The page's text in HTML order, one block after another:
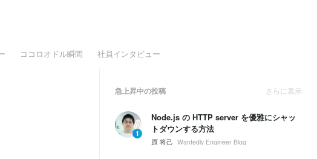
ココロオドル瞬間 社員インタビュー
急上昇中の投稿 さらに表示
1
Node.js の HTTP server を優雅にシャッ
トダウンする方法
原 将己 Wantedly Engineer Blog